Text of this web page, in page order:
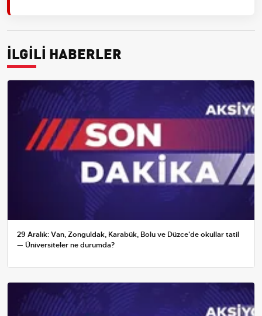
İLGİLİ HABERLER
29 Aralık: Van, Zonguldak, Karabük, Bolu ve Düzce'de okullar tatil
— Üniversiteler ne durumda?